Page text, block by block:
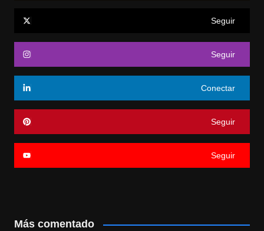
Seguir
Seguir
Conectar
Seguir
Seguir
Más comentado